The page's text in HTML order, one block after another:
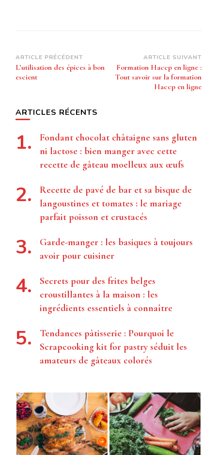
Navigation
d’article
ARTICLE PRÉCÉDENT
L’utilisation des épices à bon
escient
ARTICLE SUIVANT
Formation Haccp en ligne :
Tout savoir sur la formation
Haccp en ligne
ARTICLES RÉCENTS
Fondant chocolat châtaigne sans gluten
ni lactose : bien manger avec cette
recette de gâteau moelleux aux œufs
Recette de pavé de bar et sa bisque de
langoustines et tomates : le mariage
parfait poisson et crustacés
Garde-manger : les basiques à toujours
avoir pour cuisiner
Secrets pour des frites belges
croustillantes à la maison : les
ingrédients essentiels à connaître
Tendances pâtisserie : Pourquoi le
Scrapcooking kit for pastry séduit les
amateurs de gâteaux colorés